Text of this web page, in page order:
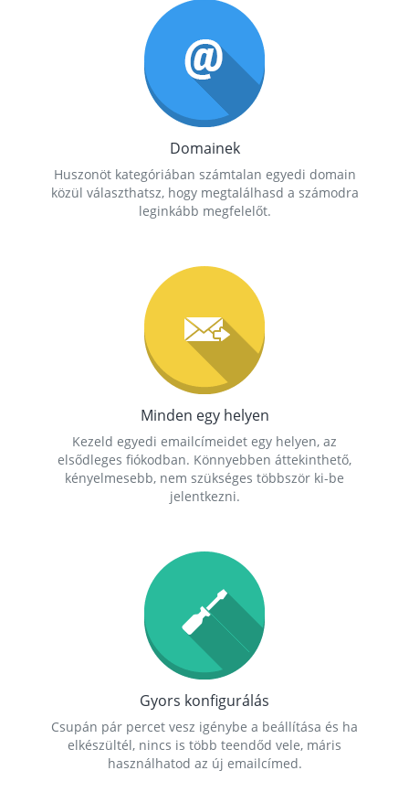
Domainek
Huszonöt kategóriában számtalan egyedi domain
közül választhatsz, hogy megtalálhasd a számodra
leginkább megfelelőt.
Minden egy helyen
Kezeld egyedi emailcímeidet egy helyen, az
elsődleges fiókodban. Könnyebben áttekinthető,
kényelmesebb, nem szükséges többször ki-be
jelentkezni.
Gyors konfigurálás
Csupán pár percet vesz igénybe a beállítása és ha
elkészültél, nincs is több teendőd vele, máris
használhatod az új emailcímed.